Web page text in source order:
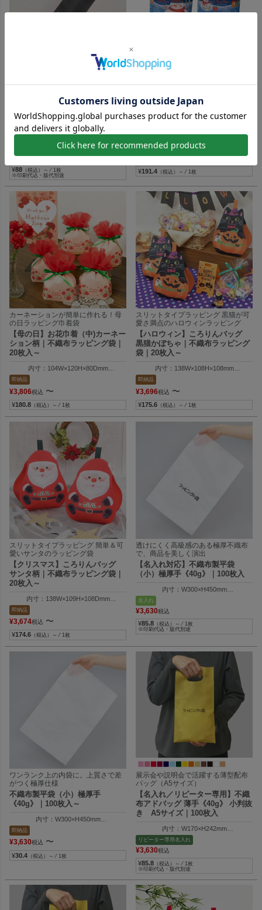
化粧品や雑貨をスマートに包む、ス
【名入れ対応】ソフトバッグスリ
ム《加工品》（S4）｜薄手｜細長
いラッピング袋｜100枚入
85W×300Hmm
3,850税込
¥88 （税込）～ ⁄ 1枚
※印刷代込・版代別途
雪の夜を描いた大人かわいいクリス
【クリスマス】巾着（小）スノー
マン柄セット｜不織布ラッピング
袋｜20枚入
内寸：130W×150H×100Dmm
外寸：130W×215H×100Dmm
即納品
¥3,828
¥191.4 （税込）～ ⁄ 1枚
カーネーションが簡単に作れる！母
の日ラッピング巾着袋
【母の日】お花巾着（中)カーネー
ション柄｜不織布ラッピング袋｜
20枚入～
内寸：104W×120H×80Dmm
外寸：104W×210H×80Dmm
即納品
¥3,806税込 〜
¥180.8 （税込）～ ⁄ 1枚
スリットタイプラッピング 黒猫が可
愛さ満点のハロウィンラッピング
【ハロウィン】ころりんバッグ
黒猫かぼちゃ｜不織布ラッピング
袋｜20枚入～
内寸：138W×108H×108mm
外寸：144W×177H×114mm
即納品
¥3,696税込 〜
¥175.6 （税込）～ ⁄ 1枚
スリットタイプラッピング 簡単＆可
愛いサンタのラッピング袋
【クリスマス】ころりんバッグ
サンタ柄｜不織布ラッピング袋｜
20枚入～
内寸：138W×109H×108Dmm
外寸：144W×166H×114Dmm
即納品
¥3,674税込 〜
¥174.6 （税込）～ ⁄ 1枚
透けにくく高級感のある極厚不織布
で、商品を美しく演出
【名入れ対応】不織布製平袋
（小）極厚手《40g》｜100枚入
内寸：W300×H450mm
名入れ
¥3,630税込
¥85.8 （税込）～ ⁄ 1枚
※印刷代込・版代別途
ワンランク上の内袋に。上質さで差
がつく極厚仕様
不織布製平袋（小）極厚手
《40g》｜100枚入～
内寸：W300×H450mm
即納品
¥3,630税込 〜
¥30.4 （税込）～ ⁄ 1枚
展示会や説明会で活躍する薄型配布
バッグ（A5サイズ）
【名入れ／リピーター専用】不織
布アドバッグ 薄手《40g》 小判抜
き A5サイズ｜100枚入
内寸：W170×H242mm
外寸：W170×H300mm
リピーター専用名入れ
¥3,630税込
¥85.8 （税込）～ ⁄ 1枚
※印刷代込・版代別途